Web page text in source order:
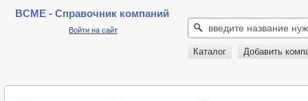
BCME - Справочник компаний
Войти на сайт
Каталог Добавить